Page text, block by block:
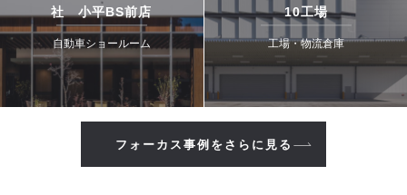
社 小平BS前店
自動車ショールーム
10工場
工場・物流倉庫
フォーカス事例をさらに見る